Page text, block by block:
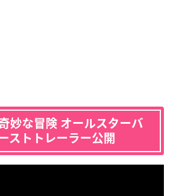
妙な冒険 オールスターバ
ストトレーラー公開